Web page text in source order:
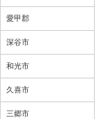
愛甲郡
深谷市
和光市
久喜市
三郷市